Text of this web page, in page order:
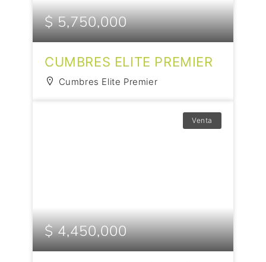
$ 5,750,000
CUMBRES ELITE PREMIER
Cumbres Elite Premier
Venta
$ 4,450,000